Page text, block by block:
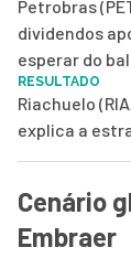
Petrobras
dividendos
esperar do
RESULTADO
Riachuelo
explica a
Cenário
Embraer